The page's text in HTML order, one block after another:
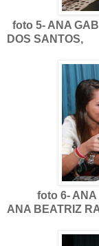
foto 5- ANA
DOS SANTOS,
foto 6- ANA
ANA BEATRIZ